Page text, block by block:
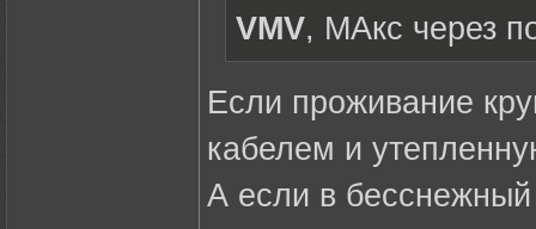
VMV, МАкс через
Если проживание
кабелем и
А если в